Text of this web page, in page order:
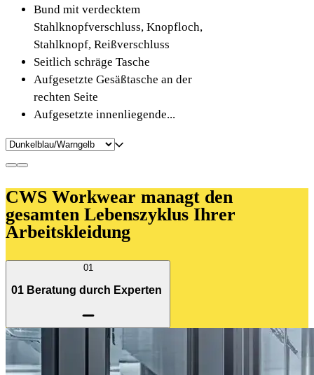
Bund mit verdecktem
Stahlknopfverschluss, Knopfloch,
Stahlknopf, Reißverschluss
Seitlich schräge Tasche
Aufgesetzte Gesäßtasche an der
rechten Seite
Aufgesetzte innenliegende...
CWS Workwear managt den
gesamten Lebenszyklus Ihrer
Arbeitskleidung
01
01 Beratung durch Experten